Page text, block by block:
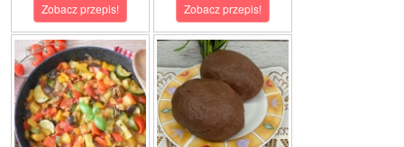
Zobacz przepis! Zobacz przepis!